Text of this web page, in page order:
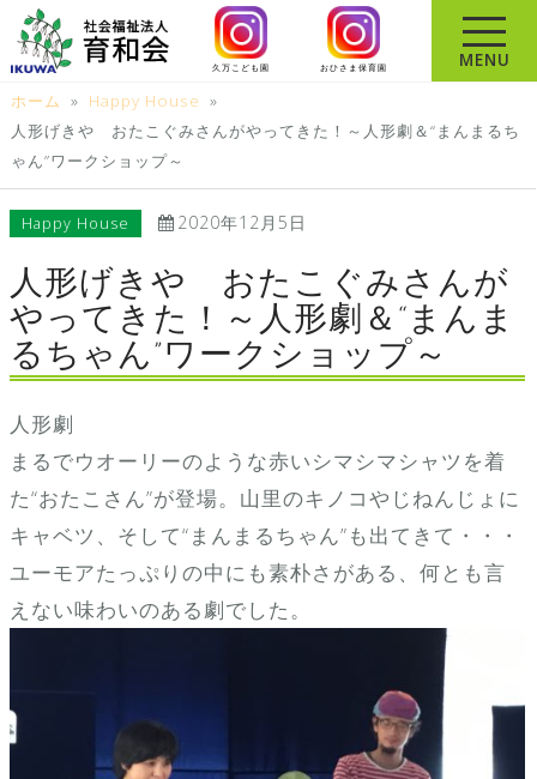
ン
テ
ン
ツ
へ
キ
プ
久万こども園 おひさま保育園
MENU
ホーム » Happy House »
人形げきや おたこぐみさんがやってきた！～人形劇＆“まんまるち
ゃん”ワークショップ～
Happy House 2020年12月5日
人形げきや おたこぐみさんが
やってきた！～人形劇＆“まんま
るちゃん”ワークショップ～
人形劇
まるでウオーリーのような赤いシマシマシャツを着
た“おたこさん”が登場。山里のキノコやじねんじょに
キャベツ、そして“まんまるちゃん”も出てきて・・・
ユーモアたっぷりの中にも素朴さがある、何とも言
えない味わいのある劇でした。